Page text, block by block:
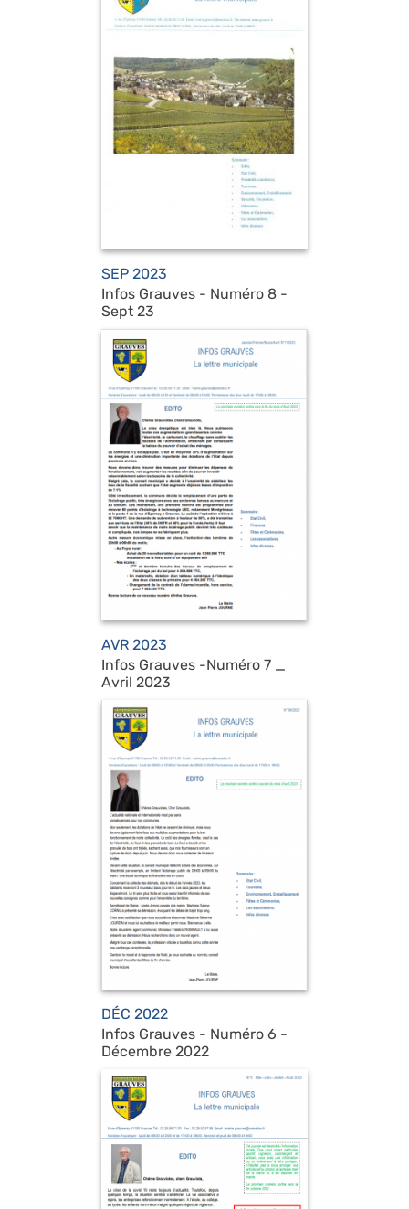
SEP 2023
Infos Grauves - Numéro 8 -
Sept 23
AVR 2023
Infos Grauves -Numéro 7 _
Avril 2023
DÉC 2022
Infos Grauves - Numéro 6 -
Décembre 2022